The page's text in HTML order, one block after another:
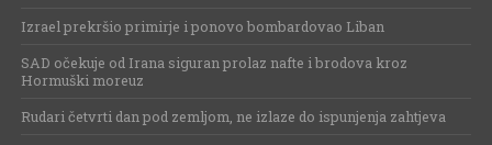
Izrael prekršio primirje i ponovo bombardovao Liban
SAD očekuje od Irana siguran prolaz nafte i brodova kroz
Hormuški moreuz
Rudari četvrti dan pod zemljom, ne izlaze do ispunjenja zahtjeva